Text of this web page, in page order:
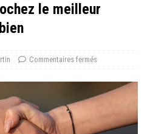
le meilleur
Commentaires fermés